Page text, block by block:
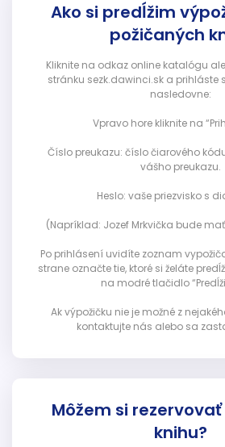
Ako si predĺžim
požičaných
Kliknite na odkaz online katalógu
stránku sezk.dawinci.sk a prihláste
nasledovne:
Vpravo hore kliknite na
Číslo preukazu: číslo čiarového
vášho preukazu.
Heslo: vaše priezvisko s
(Napríklad: Jozef Mrkvička bude mať
Po prihlásení uvidíte zoznam
strane označte tie, ktoré si želáte
na modré tlačidlo
Ak výpožičku nie je možné z
kontaktujte nás alebo sa
Môžem si
knihu?